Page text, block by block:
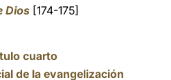
Dios [174-175]
cuarto
de la evangelización